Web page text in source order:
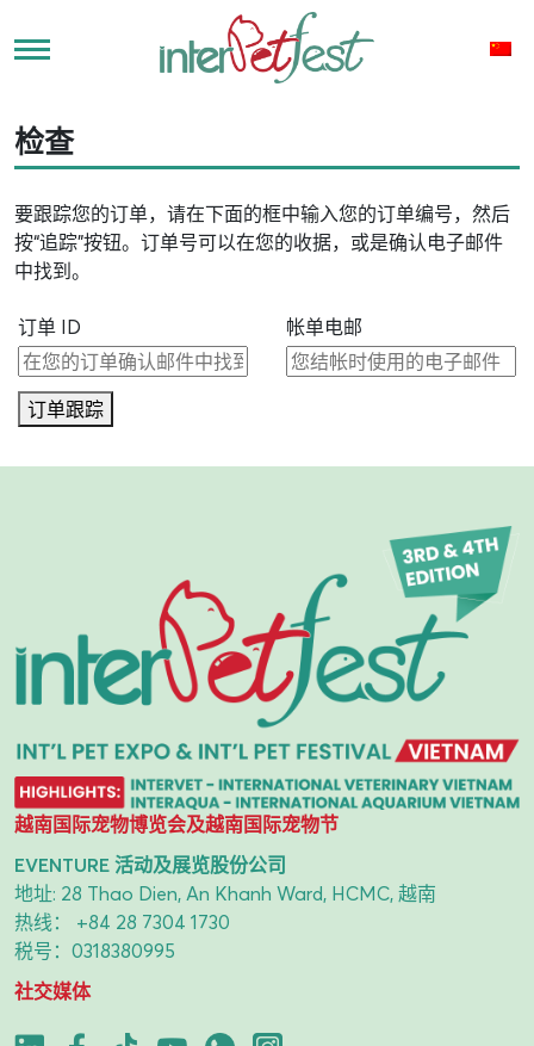
检查
要跟踪您的订单，请在下面的框中输入您的订单编号，然后
按“追踪”按钮。订单号可以在您的收据，或是确认电子邮件
中找到。
订单 ID 帐单电邮
订单跟踪
越南国际宠物博览会及越南国际宠物节
EVENTURE 活动及展览股份公司
地址: 28 Thao Dien, An Khanh Ward, HCMC, 越南
热线： +84 28 7304 1730
税号：0318380995
社交媒体